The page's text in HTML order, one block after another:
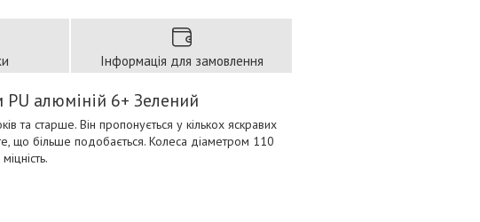
Інформація для замовлення
алюміній 6+ Зелений
та старше. Він пропонується у кількох яскравих
що більше подобається. Колеса діаметром 110